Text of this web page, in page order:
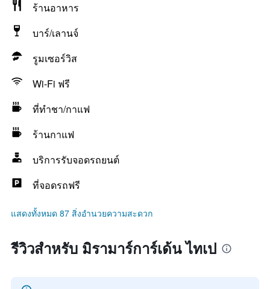
ร้านอาหาร
บาร์/เลานจ์
รูมเซอร์วิส
Wi-Fi ฟรี
ที่ทำชา/กาแฟ
ร้านกาแฟ
บริการรับจอดรถยนต์
ที่จอดรถฟรี
แสดงทั้งหมด 87 สิ่งอำนวยความสะดวก
รีวิวสำหรับ มิรามาร์การ์เด้น ไทเป